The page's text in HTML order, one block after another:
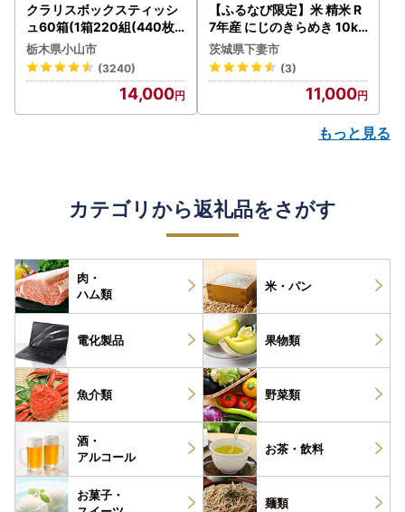
クラリスボックスティッシ
ュ60箱(1箱220組(440枚))
(5個入り×12セット)【配送
不可地域：離島・沖縄県】
【1256759】
栃木県小山市
(3240)
14,000
【ふるなび限定】米 精米 R
7年産 にじのきらめき 10kg
10月 FN-Limited-PR
茨城県下妻市
(3)
11,000
もっと見る
カテゴリから返礼品をさがす
肉・
ハム類
米・パン
電化製品 果物類
魚介類 野菜類
酒・
アルコール
お茶・ 飲料
お菓子・
麺類